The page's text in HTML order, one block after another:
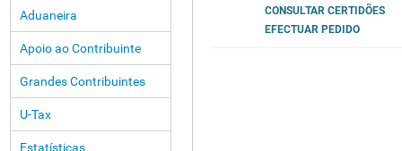
Aduaneira
Apoio ao Contribuinte
Grandes Contribuintes
U-Tax
Estatísticas
CONSULTAR CERTIDÕES
EFECTUAR PEDIDO